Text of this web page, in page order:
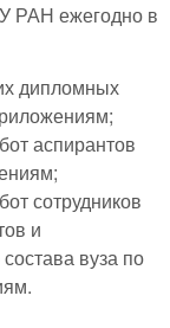
РАН ежегодно в
дипломных
аспирантов
сотрудников
и
вуза по